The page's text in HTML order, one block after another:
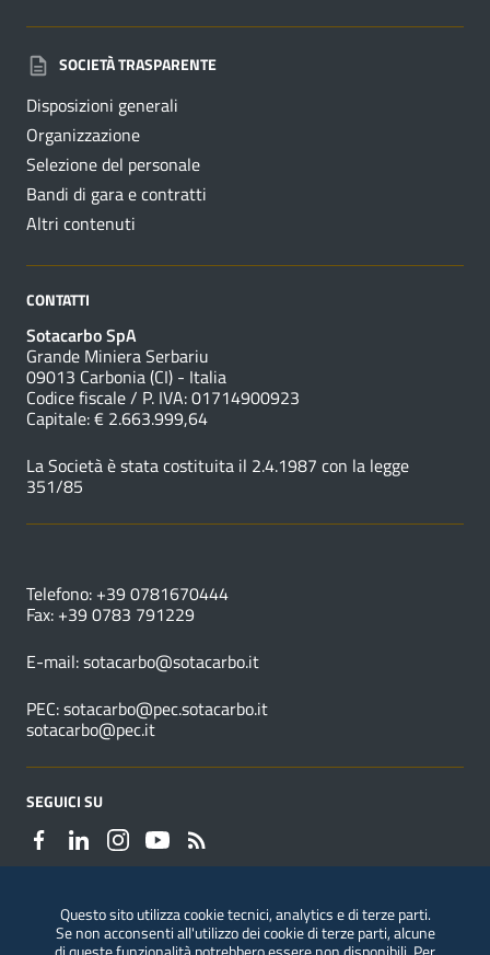
SOCIETÀ TRASPARENTE
Disposizioni generali
Organizzazione
Selezione del personale
Bandi di gara e contratti
Altri contenuti
CONTATTI
Sotacarbo SpA
Grande Miniera Serbariu
09013 Carbonia (CI) - Italia
Codice fiscale / P. IVA: 01714900923
Capitale: € 2.663.999,64
La Società è stata costituita il 2.4.1987 con la legge
351/85
Telefono: +39 0781670444
Fax: +39 0783 791229
E-mail:sotacarbo@sotacarbo.it
PEC:sotacarbo@pec.sotacarbo.it
sotacarbo@pec.it
SEGUICI SU
Segnalazioni di illeciti
Questo sito utilizza cookie tecnici, analytics e di terze parti.
Se non acconsenti all'utilizzo dei cookie di terze parti, alcune